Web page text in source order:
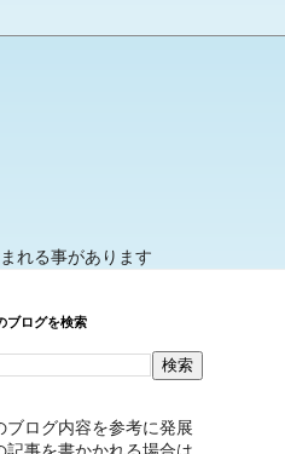
れる事があります
ブログを検索
ブログ内容を参考に発展